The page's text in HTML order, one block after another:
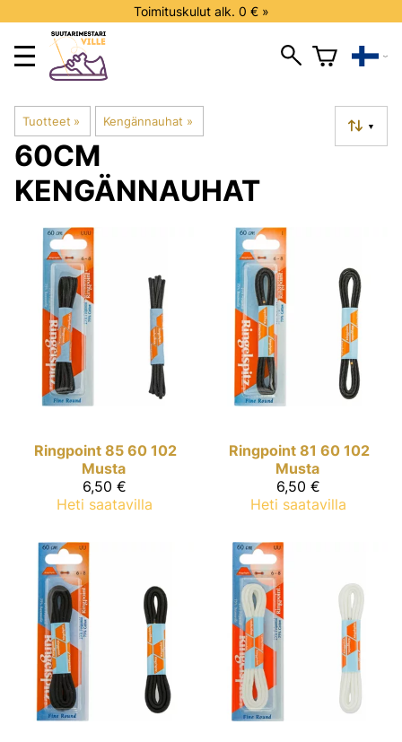
Toimituskulut alk. 0 € »
Tuotteet ‪» Kengännauhat ‪» ▼
60CM
KENGÄNNAUHAT
Ringpoint 85 60 102
Musta
6,50 €
Heti saatavilla
Ringpoint 81 60 102
Musta
6,50 €
Heti saatavilla